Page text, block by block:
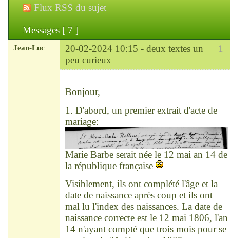
Chronica : le site
ChroniKat : les liens
CONTACT
Flux RSS du sujet
Messages [ 7 ]
1
Jean-Luc 20-02-2024 10:15 - deux textes un
peu curieux
Bonjour,
1. D'abord, un premier extrait d'acte de
mariage:
Marie Barbe serait née le 12 mai an 14 de
la république française
Visiblement, ils ont complété l'âge et la
date de naissance après coup et ils ont
mal lu l'index des naissances. La date de
naissance correcte est le 12 mai 1806, l'an
14 n'ayant compté que trois mois pour se